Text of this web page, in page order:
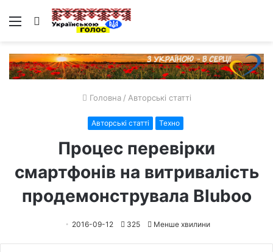
Меню Пошук
Головна / Авторські статті
Авторські статті Техно
Процес перевірки
смартфонів на витривалість
продемонструвала Bluboo
2016-09-12 325 Менше хвилини